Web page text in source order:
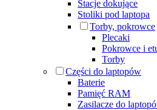
Stacje dokujące
Stoliki pod laptopa
Torby, pokrowce
Plecaki
Pokrowce i
Torby
Części do laptopów
Baterie
Pamięć RAM
Zasilacze do